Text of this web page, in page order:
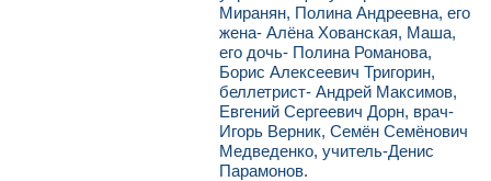
Миранян, Полина Андреевна, его
жена- Алёна Хованская, Маша,
его дочь- Полина Романова,
Борис Алексеевич Тригорин,
беллетрист- Андрей Максимов,
Евгений Сергеевич Дорн, врач-
Игорь Верник, Семён Семёнович
Медведенко, учитель-Денис
Парамонов.